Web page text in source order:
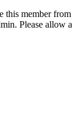
this member from
Please allow a